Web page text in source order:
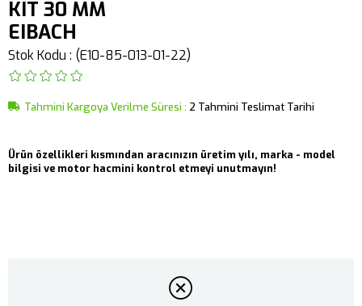
KIT 30 MM
EIBACH
Stok Kodu (E10-85-013-01-22)
Tahmini Kargoya Verilme Süresi : 2 Tahmini Teslimat Tarihi
Ürün özellikleri kısmından aracınızın üretim yılı, marka - model
bilgisi ve motor hacmini kontrol etmeyi unutmayın!